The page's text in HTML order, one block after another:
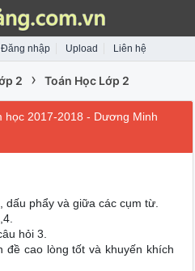
Đăng nhập Upload Liên hệ
2 › Toán Học Lớp 2
học 2017-2018 - Dương Minh
phẩy và giữa các cụm từ.
hỏi 3.
đề cao lòng tốt và khuyến khích